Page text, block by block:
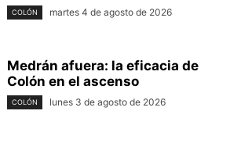
COLÓN martes 4 de agosto de 2026
Medrán afuera: la eficacia de
Colón en el ascenso
COLÓN lunes 3 de agosto de 2026